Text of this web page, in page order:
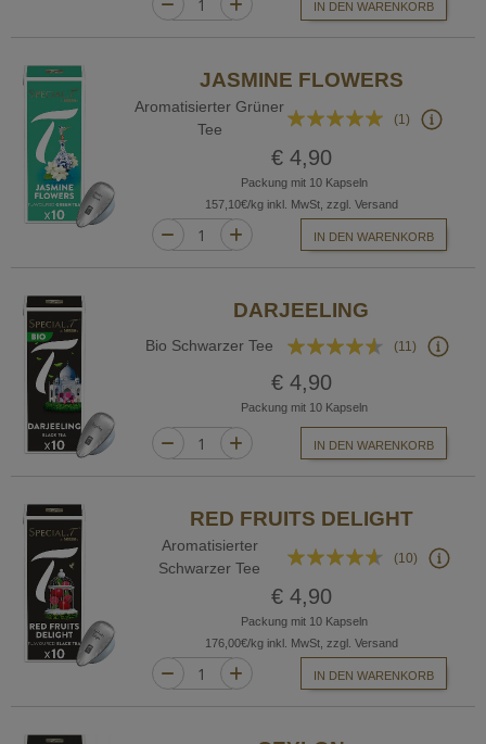
IN DEN WARENKORB
JASMINE FLOWERS
Aromatisierter Grüner
Tee
Bewertung:
(1)
€ 4,90
Packung mit 10 Kapseln
157,10€/kg inkl. MwSt, zzgl. Versand
IN DEN WARENKORB
DARJEELING
Bio Schwarzer Tee
Bewertung:
87%
(11)
€ 4,90
Packung mit 10 Kapseln
IN DEN WARENKORB
RED FRUITS DELIGHT
Aromatisierter
Schwarzer Tee
Bewertung:
(10)
€ 4,90
Packung mit 10 Kapseln
176,00€/kg inkl. MwSt, zzgl. Versand
IN DEN WARENKORB